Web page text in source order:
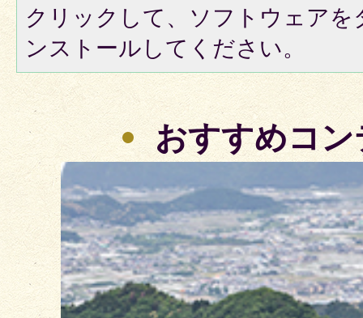
クリックして、ソフトウェア
ンストールしてください。
おすすめコ
2
枚
目
の